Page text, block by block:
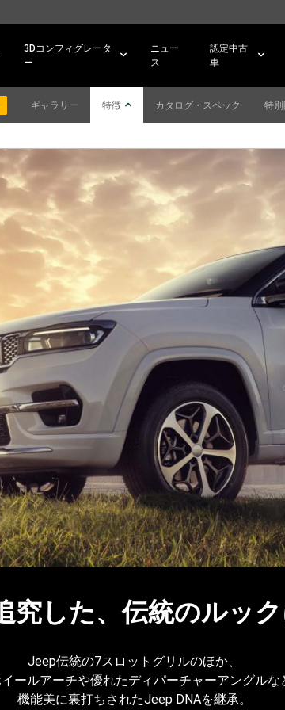
3Dコンフィグレータ
ー
ニュー
ス
認定中古
車
ギャラリー 特徴 カタログ・スペック 特
究した、​伝統のルック
Jeep伝統の7スロットグリルのほか、
ールアーチや優れたディパーチャーアングルな
機能美に裏打ちされたJeep DNAを継承。